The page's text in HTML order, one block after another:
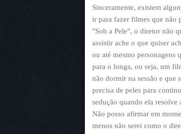
Sinceramente, existem
ir para fazer filmes que não
"Sob a Pele", o diretor não
assistir ache o que quiser
ou até mesmo personagens
para o longa, ou seja, um
não dormir na sessão e que
precisa de peles para
sedução quando ela resolve
Não posso afirmar em
menos não serei como o